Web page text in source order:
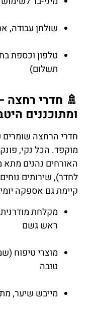
שולחן עבודה,
טלפון וכספת
תשלום)
🚿 חדרי רחצה
ומתוכננים
חדרי הרחצה שומרים
מוקפד. הכל נקי,
האורחים נהנים
לחדר), שירותים
קיימת גם אספקה
מקלחת
ראש גשם
מוצרי טיפוח
טובה
מייבש שיער,